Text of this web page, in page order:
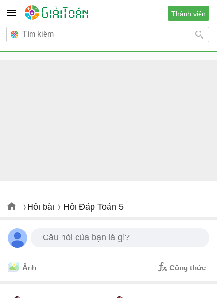
Thành viên
Hỏi bài Hỏi Đáp Toán 5
Câu hỏi của bạn là gì?
Ảnh Công thức